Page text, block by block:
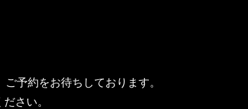
予約をお待ちしております。
さい。